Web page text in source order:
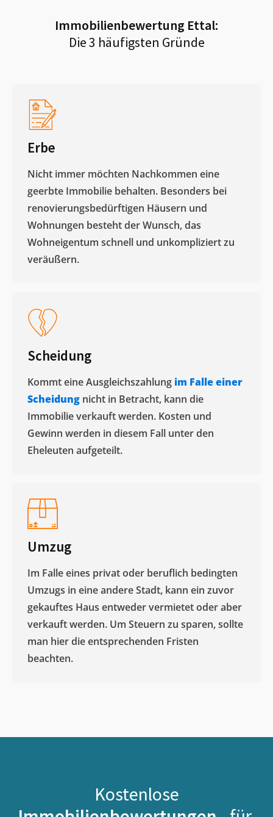
Immobilienbewertung Ettal:
Die 3 häufigsten Gründe
Erbe
Nicht immer möchten Nachkommen eine
geerbte Immobilie behalten. Besonders bei
renovierungsbedürftigen Häusern und
Wohnungen besteht der Wunsch, das
Wohneigentum schnell und unkompliziert zu
veräußern. ​
Scheidung
Kommt eine Ausgleichszahlung im Falle einer
Scheidung nicht in Betracht, kann die
Immobilie verkauft werden. Kosten und
Gewinn werden in diesem Fall unter den
Eheleuten aufgeteilt.​
Umzug
Im Falle eines privat oder beruflich bedingten
Umzugs in eine andere Stadt, kann ein zuvor
gekauftes Haus entweder vermietet oder aber
verkauft werden. Um Steuern zu sparen, sollte
man hier die entsprechenden Fristen
beachten.
Kostenlose